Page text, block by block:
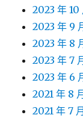
2023 年 10
2023 年 9
2023 年 8
2023 年 7
2023 年 6
2021 年 8 月
2021 年 7 月